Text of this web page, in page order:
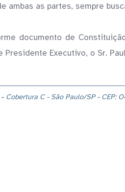
ambas as partes, sempre
documento de
Executivo, o Sr.
Cobertura C - São Paulo/SP - CEP: